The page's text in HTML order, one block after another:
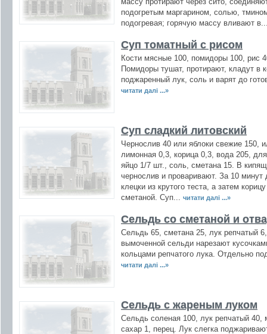
подогретым маргарином, солью,
подогревая; горячую массу вливают
Суп томатный с рисом
Кости мясные 100, помидоры 100, рис
Помидоры тушат, протирают, кладут в
поджаренный лук, соль и варят до
читати далі ...»
Суп сладкий литовский
Чернослив 40 или яблоки свежие 150,
лимонная 0,3, корица 0,3, вода 205,
яйцо 1/7 шт., соль, сметана 15. В
чернослив и проваривают. За 10 минут
клецки из крутого теста, а затем
сметаной. Суп...
читати далі ...»
Сельдь со сметаной и
Сельдь 65, сметана 25, лук репчатый
вымоченной сельди нарезают
кольцами репчатого лука. Отдельно
читати далі ...»
Сельдь с жареным луком
Сельдь соленая 100, лук репчатый 40,
сахар 1, перец. Лук слегка